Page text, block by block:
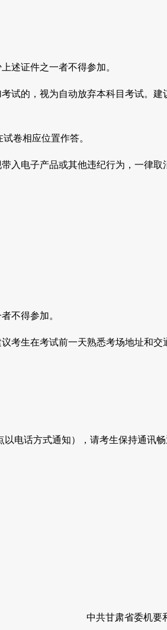
述证件之一者不得参加。
试的，视为自动放弃本科目考试。建
卷相应位置作答。
入电子产品或其他违纪行为，一律取
不得参加。
考生在考试前一天熟悉考场地址和交
电话方式通知），请考生保持通讯
中共甘肃省委机要